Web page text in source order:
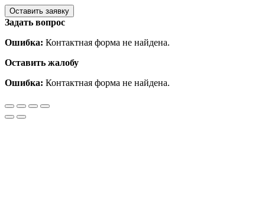
Задать вопрос
Ошибка: Контактная форма не найдена.
Оставить жалобу
Ошибка: Контактная форма не найдена.